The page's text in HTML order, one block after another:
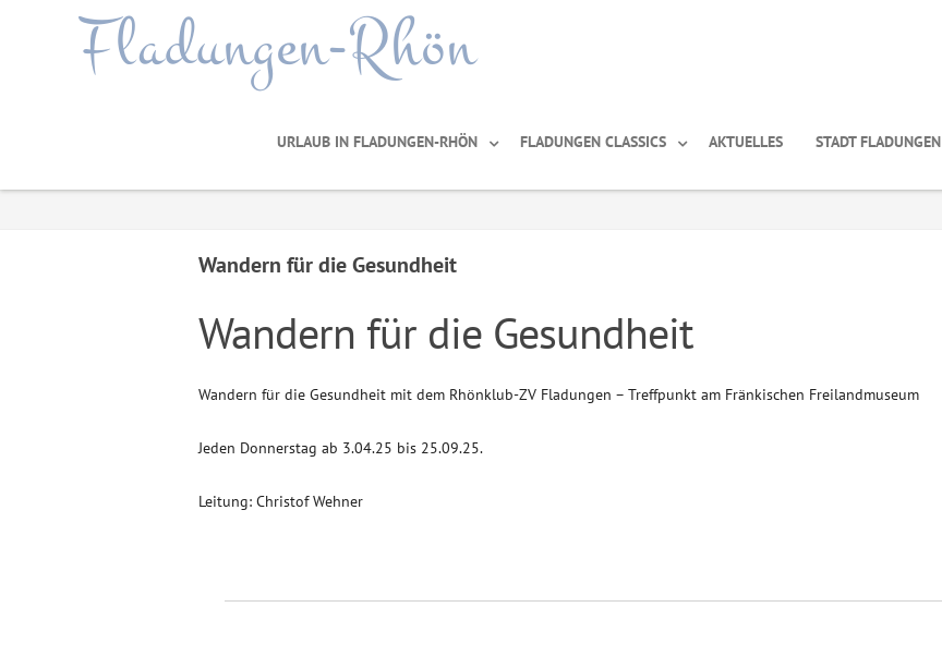
Fladungen-Rhön
URLAUB IN FLADUNGEN-RHÖN FLADUNGEN CLASSICS AKTUELLES STADT FLADUNGEN
Wandern für die Gesundheit
Wandern für die Gesundheit
Wandern für die Gesundheit mit dem Rhönklub-ZV Fladungen – Treffpunkt am Fränkischen Freilandmuseum
Jeden Donnerstag ab 3.04.25 bis 25.09.25.
Leitung: Christof Wehner